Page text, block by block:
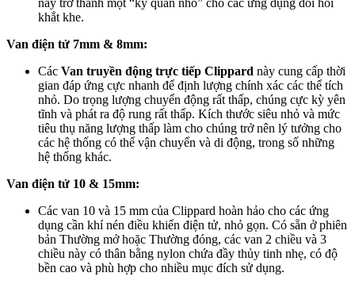
này trở thành một “kỳ quan nhỏ” cho các ứng dụng đòi hỏi
khắt khe.
Van điện tử 7mm & 8mm:
Các Van truyền động trực tiếp Clippard này cung cấp thời
gian đáp ứng cực nhanh để định lượng chính xác các thể tích
nhỏ. Do trọng lượng chuyển động rất thấp, chúng cực kỳ yên
tĩnh và phát ra độ rung rất thấp. Kích thước siêu nhỏ và mức
tiêu thụ năng lượng thấp làm cho chúng trở nên lý tưởng cho
các hệ thống có thể vận chuyển và di động, trong số những
hệ thống khác.
Van điện tử 10 & 15mm:
Các van 10 và 15 mm của Clippard hoàn hảo cho các ứng
dụng cần khí nén điều khiển điện tử, nhỏ gọn. Có sẵn ở phiên
bản Thường mở hoặc Thường đóng, các van 2 chiều và 3
chiều này có thân bằng nylon chứa đầy thủy tinh nhẹ, có độ
bền cao và phù hợp cho nhiều mục đích sử dụng.